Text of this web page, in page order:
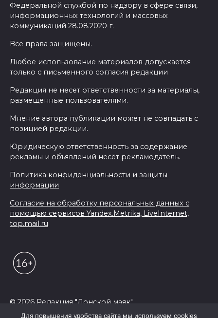
Федеральной службой по надзору в сфере связи,
информационных технологий и массовых
коммуникаций 28.08.2020 г.
Все права защищены.
Любое использование материалов допускается
только с письменного согласия редакции
Редакция не несет ответственности за материалы,
размещенные пользователями.
Мнение автора публикации может не совпадать с
позицией редакции.
Юридическую ответственность за содержание
рекламы и объявлений несёт рекламодатель.
Политика конфиденциальности и защиты
информации
Согласие на обработку персональных данных с
помощью сервисов Yandex.Metrika, LiveInternet,
top.mail.ru
© 2026 Редакция "Донской маяк"
Для повышения удобства сайта мы используем cookies